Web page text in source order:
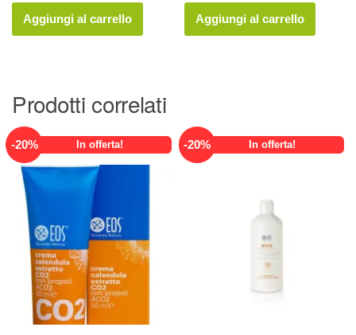
originale
era:
attuale
è:
Aggiungi al carrello
originale
era:
attuale
è:
Aggiungi al carrello
Prodotti correlati
-20% In offerta! -20% In offerta!